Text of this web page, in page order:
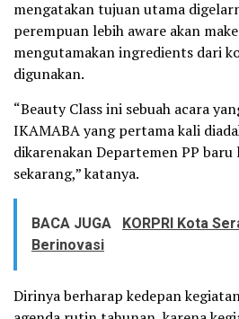
mengatakan tujuan utama
perempuan lebih aware akan
mengutamakan ingredients dari
digunakan.
“Beauty Class ini sebuah acara
IKAMABA yang pertama kali
dikarenakan Departemen PP
sekarang,” katanya.
BACA JUGA KORPRI Kota
Berinovasi
Dirinya berharap kedepan